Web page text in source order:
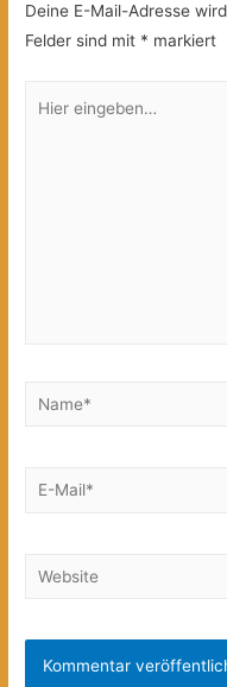
Deine E-Mail-Adresse
Felder sind mit * markiert
eingeben…
Name*
E-
Website